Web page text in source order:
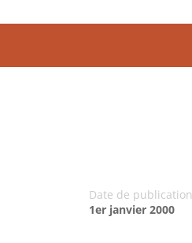
Date de publication
1er janvier 2000